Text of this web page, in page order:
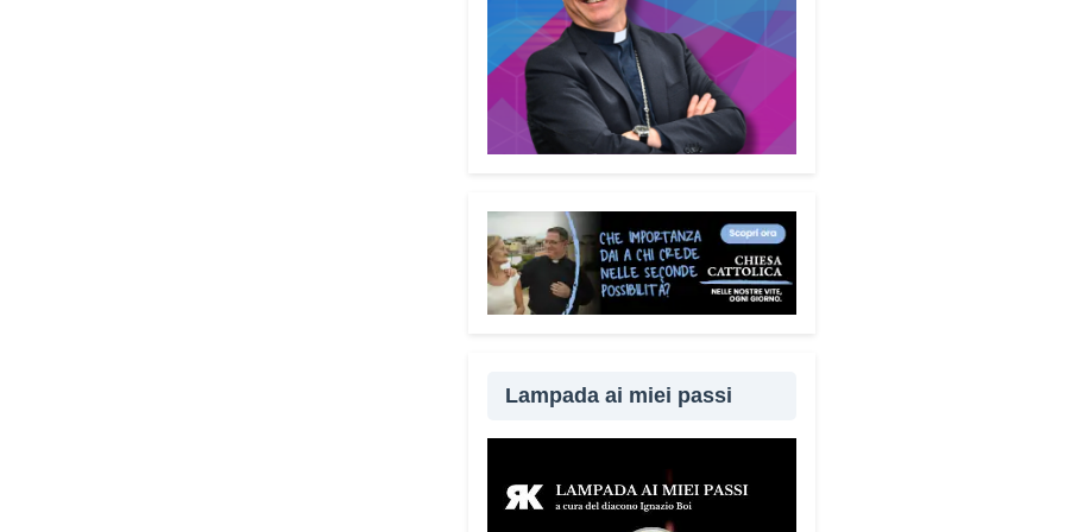
Vademecum è disponibile
gratuitamente. Perché questa
scelta?Perché difendersi dalle
truffe significa difendere la dignità
delle persone. Ho voluto che questo
strumento fosse accessibile a tutti,
da raggiungere il maggior numero
possibile di cittadini. È anche un
modo per dire a chi è stato vittima di
una truffa che non è solo.
Quanto è
essere tenuta in casa e condivisa
con i propri familiari. La prevenzione
la vicinanza: sapere che c’è
qualcuno pronto ad aiutare fa
Lampada ai miei passi